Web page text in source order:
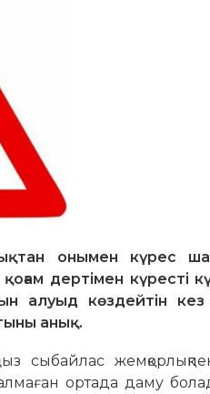
онымен күрес
дертімен күресті
алуыд көздейтін кез
анық.
сыбайлас
ортада даму